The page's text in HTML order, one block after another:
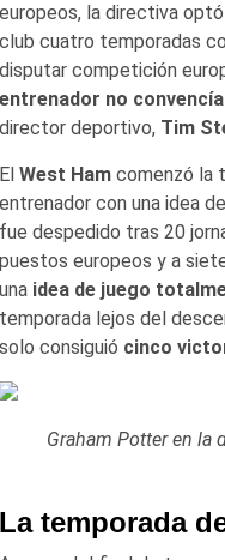
europeos, la directiva
club cuatro temporadas
disputar competición
entrenador no
director deportivo, Tim
El West Hamcomenzó la
entrenador con una idea
fue despedido tras 20
puestos europeos y a
una idea de juego
temporada lejos del
solo consiguió cinco
Graham Potter en la
La temporada